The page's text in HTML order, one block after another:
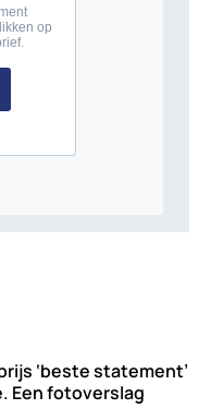
‘beste statement’
Een fotoverslag